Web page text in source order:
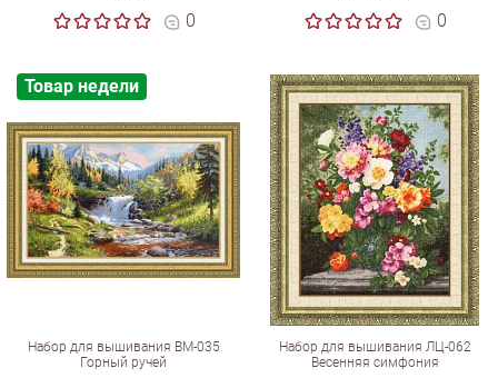
0
0
Набор для вышивания ВМ-035
Горный ручей
Товар недели
Набор для вышивания ЛЦ-062
Весенняя симфония